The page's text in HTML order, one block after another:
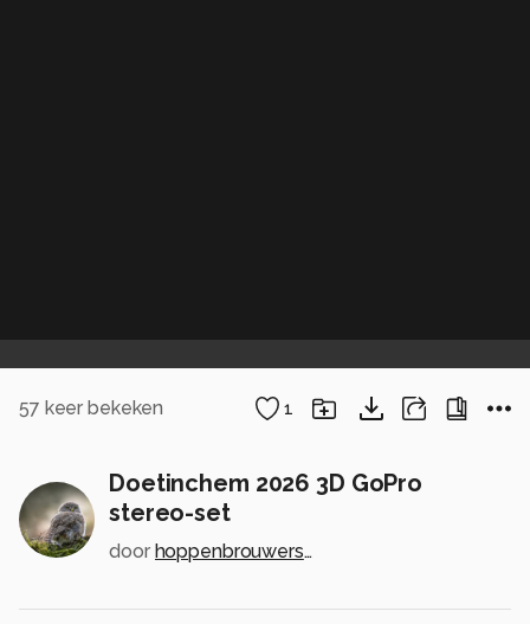
57 keer bekeken 1
Doetinchem 2026 3D GoPro
stereo-set
door hoppenbrouwers-1